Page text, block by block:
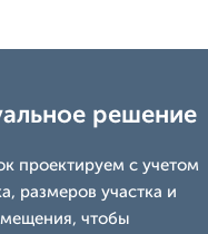
решение
проектируем с учетом
размеров участка и
чтобы